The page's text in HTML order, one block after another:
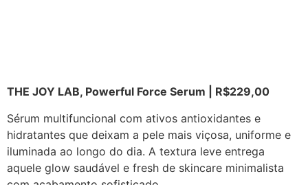
THE JOY LAB, Powerful Force Serum | R$229,00
Sérum multifuncional com ativos antioxidantes e
hidratantes que deixam a pele mais viçosa, uniforme e
iluminada ao longo do dia. A textura leve entrega
aquele glow saudável e fresh de skincare minimalista